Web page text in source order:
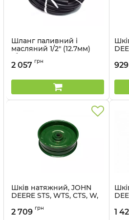
Шланг паливний і
масляний 1/2" (12.7мм)
(бухта 10м) SAE USA
Standard JOHN DEERE
Артикул: 23154-44
2 057 грн 929
Шків натяжний, JOHN
DEERE STS, WTS, CTS, W,
Артикул: 22765-22
2 709 грн
77)
1